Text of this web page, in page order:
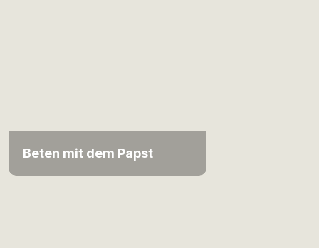
Beten mit dem Papst